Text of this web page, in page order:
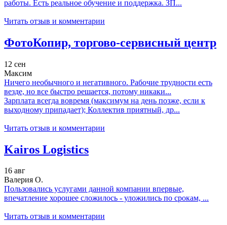
работы. Есть реальное обучение и поддержка. ЗП...
Читать отзыв и комментарии
ФотоКопир, торгово-сервисный центр
12 сен
Максим
Ничего необычного и негативного. Рабочие трудности есть
везде, но все быстро решается, потому никаки...
Зарплата всегда вовремя (максимум на день позже, если к
выходному припадает); Коллектив приятный, др...
Читать отзыв и комментарии
Kairos Logistics
16 авг
Валерия О.
Пользовались услугами данной компании впервые,
впечатление хорошее сложилось - уложились по срокам, ...
Читать отзыв и комментарии